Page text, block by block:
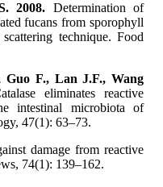
2008. Determination of
fucans from sporophyll
technique. Food
Guo F., Lan J.F., Wang
eliminates reactive
intestinal microbiota of
47(1): 63–73.
damage from reactive
74(1): 139–162.